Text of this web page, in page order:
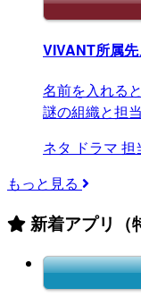
VIVANT所属
名前を入れる
謎の組織と担
ネタ ドラマ 担
もっと見る
新着アプリ（